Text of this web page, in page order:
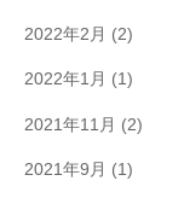
2022年2月 (2)
2022年1月 (1)
2021年11月 (2)
2021年9月 (1)